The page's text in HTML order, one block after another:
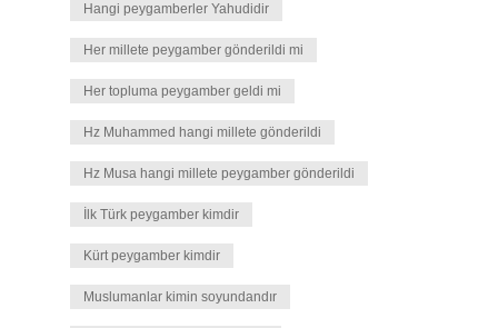
Hangi peygamberler Yahudidir
Her millete peygamber gönderildi mi
Her topluma peygamber geldi mi
Hz Muhammed hangi millete gönderildi
Hz Musa hangi millete peygamber gönderildi
İlk Türk peygamber kimdir
Kürt peygamber kimdir
Muslumanlar kimin soyundandır